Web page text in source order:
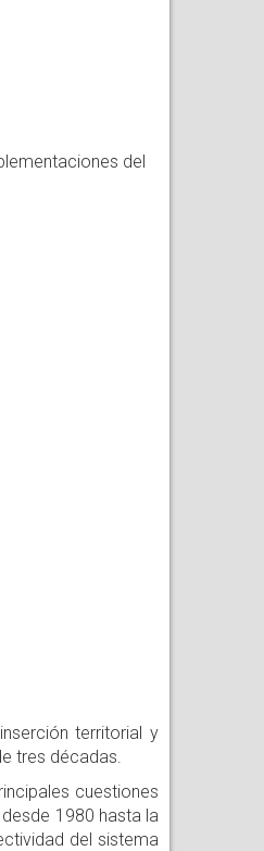
del
territorial y
tres décadas.
cuestiones
1980 hasta la
del sistema